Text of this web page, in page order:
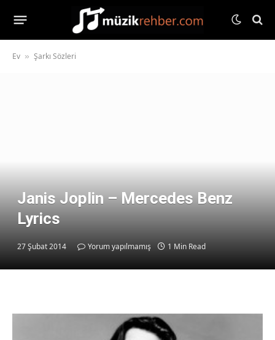
Ev » Şarkı Sözleri
Janis Joplin – Mercedes Benz
Lyrics
27 Şubat 2014 Yorum yapılmamış 1 Min Read